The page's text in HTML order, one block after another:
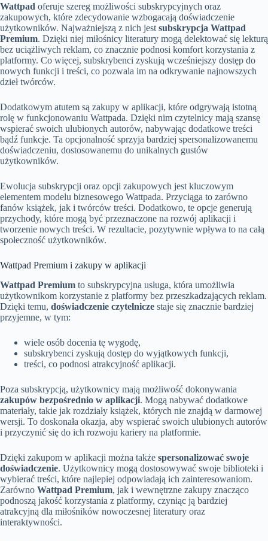
Wattpad oferuje szereg możliwości subskrypcyjnych oraz
zakupowych, które zdecydowanie wzbogacają doświadczenie
użytkowników. Najważniejszą z nich jest subskrypcja Wattpad
Premium. Dzięki niej miłośnicy literatury mogą delektować się lekturą
bez uciążliwych reklam, co znacznie podnosi komfort korzystania z
platformy. Co więcej, subskrybenci zyskują wcześniejszy dostęp do
nowych funkcji i treści, co pozwala im na odkrywanie najnowszych
dzieł twórców.
Dodatkowym atutem są zakupy w aplikacji, które odgrywają istotną
rolę w funkcjonowaniu Wattpada. Dzięki nim czytelnicy mają szansę
wspierać swoich ulubionych autorów, nabywając dodatkowe treści
bądź funkcje. Ta opcjonalność sprzyja bardziej spersonalizowanemu
doświadczeniu, dostosowanemu do unikalnych gustów
użytkowników.
Ewolucja subskrypcji oraz opcji zakupowych jest kluczowym
elementem modelu biznesowego Wattpada. Przyciąga to zarówno
fanów książek, jak i twórców treści. Dodatkowo, te opcje generują
przychody, które mogą być przeznaczone na rozwój aplikacji i
tworzenie nowych treści. W rezultacie, pozytywnie wpływa to na całą
społeczność użytkowników.
Wattpad Premium i zakupy w aplikacji
Wattpad Premium to subskrypcyjna usługa, która umożliwia
użytkownikom korzystanie z platformy bez przeszkadzających reklam.
Dzięki temu, doświadczenie czytelnicze staje się znacznie bardziej
przyjemne, w tym:
wiele osób docenia tę wygodę,
subskrybenci zyskują dostęp do wyjątkowych funkcji,
treści, co podnosi atrakcyjność aplikacji.
Poza subskrypcją, użytkownicy mają możliwość dokonywania
zakupów bezpośrednio w aplikacji. Mogą nabywać dodatkowe
materiały, takie jak rozdziały książek, których nie znajdą w darmowej
wersji. To doskonała okazja, aby wspierać swoich ulubionych autorów
i przyczynić się do ich rozwoju kariery na platformie.
Dzięki zakupom w aplikacji można także spersonalizować swoje
doświadczenie. Użytkownicy mogą dostosowywać swoje biblioteki i
wybierać treści, które najlepiej odpowiadają ich zainteresowaniom.
Zarówno Wattpad Premium, jak i wewnętrzne zakupy znacząco
podnoszą jakość korzystania z platformy, czyniąc ją bardziej
atrakcyjną dla miłośników nowoczesnej literatury oraz
interaktywności.